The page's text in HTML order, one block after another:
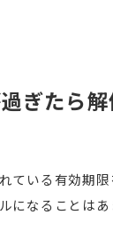
ぎたら解
ている有効期
になることはあ